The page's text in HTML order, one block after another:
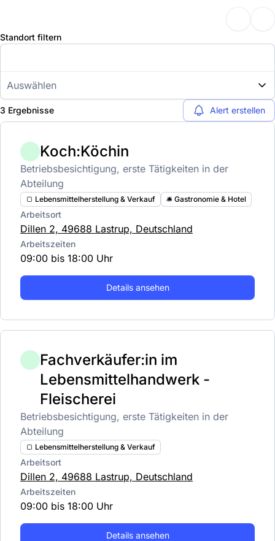
Standort filtern
Auswählen
3 Ergebnisse Alert erstellen
Koch:Köchin
Betriebsbesichtigung, erste Tätigkeiten in der
Abteilung
🍞 Lebensmittelherstellung & Verkauf 🛎️ Gastronomie & Hotel
Arbeitsort
Dillen 2, 49688 Lastrup, Deutschland
Arbeitszeiten
09:00 bis 18:00 Uhr
Details ansehen
Fachverkäufer:in im
Lebensmittelhandwerk -
Fleischerei
Betriebsbesichtigung, erste Tätigkeiten in der
Abteilung
🍞 Lebensmittelherstellung & Verkauf
Arbeitsort
Dillen 2, 49688 Lastrup, Deutschland
Arbeitszeiten
09:00 bis 18:00 Uhr
Details ansehen